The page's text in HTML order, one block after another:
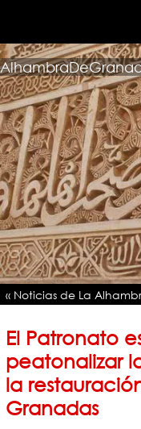
« Noticias de La
El Patronato
peatonalizar
la
Granadas